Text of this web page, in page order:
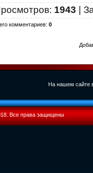
: 1943 |
комментариев: 0
На нашем сайте
Все права защищены